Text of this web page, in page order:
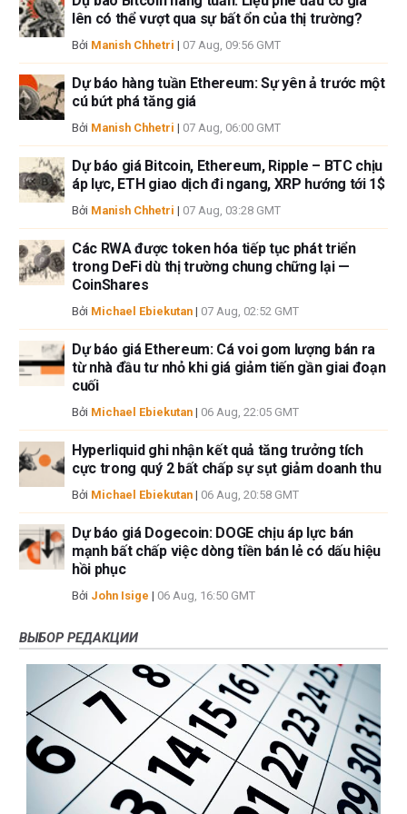
lên có thể vượt qua sự bất ổn của thị trường?
Bởi Manish Chhetri | 07 Aug, 09:56 GMT
Dự báo hàng tuần Ethereum: Sự yên ả trước một
cú bứt phá tăng giá
Bởi Manish Chhetri | 07 Aug, 06:00 GMT
Dự báo giá Bitcoin, Ethereum, Ripple – BTC chịu
áp lực, ETH giao dịch đi ngang, XRP hướng tới 1$
Bởi Manish Chhetri | 07 Aug, 03:28 GMT
Các RWA được token hóa tiếp tục phát triển
trong DeFi dù thị trường chung chững lại —
CoinShares
Bởi Michael Ebiekutan | 07 Aug, 02:52 GMT
Dự báo giá Ethereum: Cá voi gom lượng bán ra
từ nhà đầu tư nhỏ khi giá giảm tiến gần giai đoạn
cuối
Bởi Michael Ebiekutan | 06 Aug, 22:05 GMT
Hyperliquid ghi nhận kết quả tăng trưởng tích
cực trong quý 2 bất chấp sự sụt giảm doanh thu
Bởi Michael Ebiekutan | 06 Aug, 20:58 GMT
Dự báo giá Dogecoin: DOGE chịu áp lực bán
mạnh bất chấp việc dòng tiền bán lẻ có dấu hiệu
hồi phục
Bởi John Isige | 06 Aug, 16:50 GMT
ВЫБОР РЕДАКЦИИ